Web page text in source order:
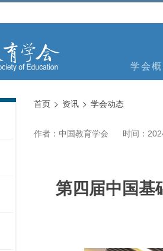
学会
首页 资讯 学会动态
作者：中国教育学会 时间：
第四届中国基